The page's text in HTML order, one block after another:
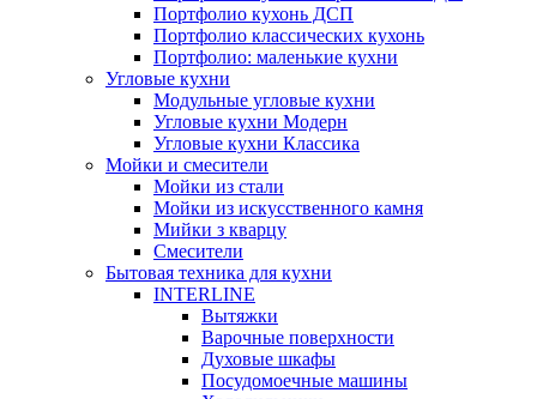
Портфолио кухонь ДСП
Портфолио классических кухонь
Портфолио: маленькие кухни
Угловые кухни
Модульные угловые кухни
Угловые кухни Модерн
Угловые кухни Классика
Мойки и смесители
Мойки из стали
Мойки из искусственного камня
Мийки з кварцу
Смесители
Бытовая техника для кухни
INTERLINE
Вытяжки
Варочные поверхности
Духовые шкафы
Посудомоечные машины